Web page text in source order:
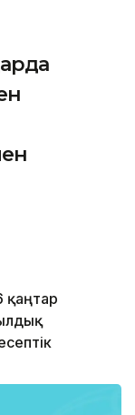
қаңтар